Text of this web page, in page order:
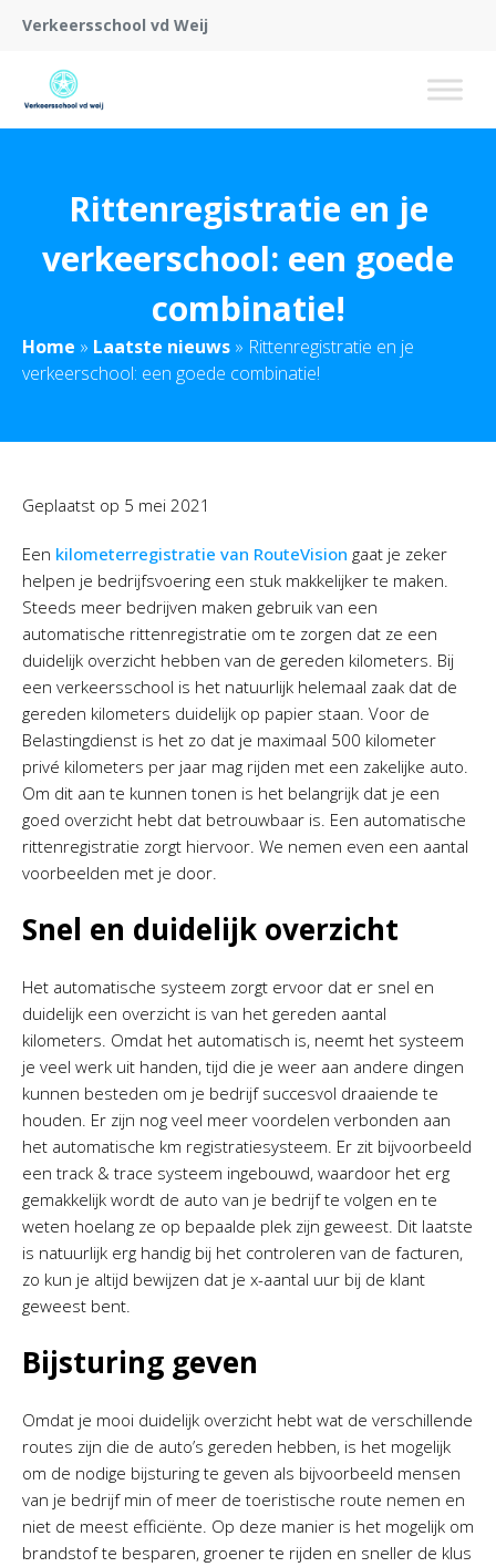
Verkeersschool vd Weij
Rittenregistratie en je
verkeerschool: een goede
combinatie!
Home » Laatste nieuws » Rittenregistratie en je
verkeerschool: een goede combinatie!
Geplaatst op 5 mei 2021
Een kilometerregistratie van RouteVision gaat je zeker
helpen je bedrijfsvoering een stuk makkelijker te maken.
Steeds meer bedrijven maken gebruik van een
automatische rittenregistratie om te zorgen dat ze een
duidelijk overzicht hebben van de gereden kilometers. Bij
een verkeersschool is het natuurlijk helemaal zaak dat de
gereden kilometers duidelijk op papier staan. Voor de
Belastingdienst is het zo dat je maximaal 500 kilometer
privé kilometers per jaar mag rijden met een zakelijke auto.
Om dit aan te kunnen tonen is het belangrijk dat je een
goed overzicht hebt dat betrouwbaar is. Een automatische
rittenregistratie zorgt hiervoor. We nemen even een aantal
voorbeelden met je door.
Snel en duidelijk overzicht
Het automatische systeem zorgt ervoor dat er snel en
duidelijk een overzicht is van het gereden aantal
kilometers. Omdat het automatisch is, neemt het systeem
je veel werk uit handen, tijd die je weer aan andere dingen
kunnen besteden om je bedrijf succesvol draaiende te
houden. Er zijn nog veel meer voordelen verbonden aan
het automatische km registratiesysteem. Er zit bijvoorbeeld
een track & trace systeem ingebouwd, waardoor het erg
gemakkelijk wordt de auto van je bedrijf te volgen en te
weten hoelang ze op bepaalde plek zijn geweest. Dit laatste
is natuurlijk erg handig bij het controleren van de facturen,
zo kun je altijd bewijzen dat je x-aantal uur bij de klant
geweest bent.
Bijsturing geven
Omdat je mooi duidelijk overzicht hebt wat de verschillende
routes zijn die de auto’s gereden hebben, is het mogelijk
om de nodige bijsturing te geven als bijvoorbeeld mensen
van je bedrijf min of meer de toeristische route nemen en
niet de meest efficiënte. Op deze manier is het mogelijk om
brandstof te besparen, groener te rijden en sneller de klus